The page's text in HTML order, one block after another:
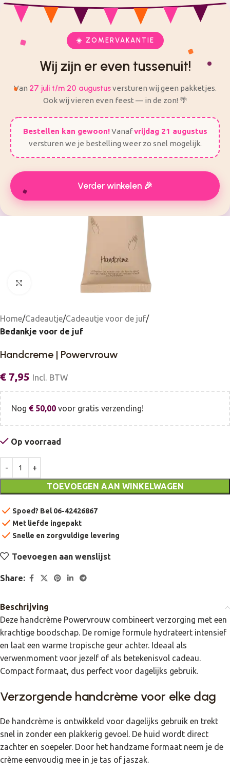
☀️ ZOMERVAKANTIE
Wij zijn er even tussenuit!
Van 27 juli t/m 20 augustusversturen wij geen pakketjes.
Ook wij vieren even feest — in de zon! 🌴
Bestellen kan gewoon!Vanafvrijdag 21 augustus
versturen we je bestelling weer zo snel mogelijk.
Verder winkelen 🎉
checkVeilig en eenvoudig bestellen checkAlles voor je feest op één plek
zijn er even tussenuit! Van 27 Juli t/m 20 augustus worden
er geen bestellingen verzonden.
Click to enlarge
Home Cadeautje Cadeautje voor de juf
Bedankje voor de juf
Handcreme | Powervrouw
€ 7,95 Incl. BTW
Nog €50,00 voor gratis verzending!
Op voorraad
TOEVOEGEN AAN WINKELWAGEN
check Spoed? Bel 06-42426867
check Met liefde ingepakt
check Snelle en zorgvuldige levering
Toevoegen aan wenslijst
Share:
Beschrijving
Deze handcrème Powervrouw combineert verzorging met een
krachtige boodschap. De romige formule hydrateert intensief
en laat een warme tropische geur achter. Ideaal als
verwenmoment voor jezelf of als betekenisvol cadeau.
Compact formaat, dus perfect voor dagelijks gebruik.
Verzorgende handcrème voor elke dag
De handcrème is ontwikkeld voor dagelijks gebruik en trekt
snel in zonder een plakkerig gevoel. De huid wordt direct
zachter en soepeler. Door het handzame formaat neem je de
crème eenvoudig mee in je tas of jaszak.